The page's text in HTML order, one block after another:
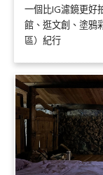
一個比IG濾鏡更好
館、逛文創、塗鴉
區）紀行